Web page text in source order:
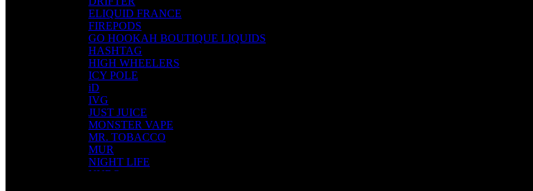
ELIQUID FRANCE
FIREPODS
GO HOOKAH BOUTIQUE LIQUIDS
HASHTAG
HIGH WHEELERS
ICY POLE
iD
IVG
JUST JUICE
MONSTER VAPE
MR. TOBACCO
MUR
NIGHT LIFE
NUBO